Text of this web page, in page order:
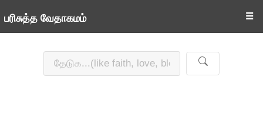
பரிசுத்த வேதாகமம் ☰